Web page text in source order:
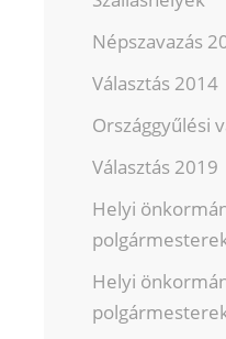
Népszavazás
Választás 2014
Országgyűlési
Választás 2019
Helyi
Helyi